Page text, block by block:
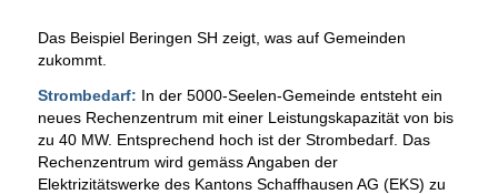
Das Beispiel Beringen SH zeigt, was auf Gemeinden
zukommt.
Strombedarf: In der 5000-Seelen-Gemeinde entsteht ein
neues Rechenzentrum mit einer Leistungskapazität von bis
zu 40 MW. Entsprechend hoch ist der Strombedarf. Das
Rechenzentrum wird gemäss Angaben der
Elektrizitätswerke des Kantons Schaffhausen AG (EKS) zu